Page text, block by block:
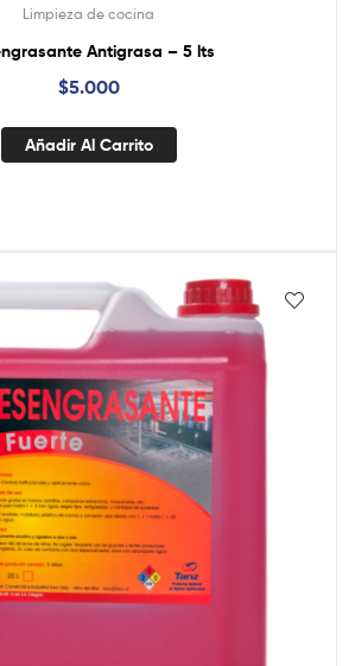
Limpieza de cocina
Antigrasa – 5 lts
$5.000
Añadir Al Carrito